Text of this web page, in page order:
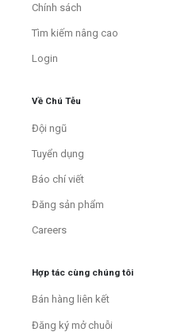
Chính sách
Tìm kiếm nâng cao
Login
Về Chú Tễu
Đội ngũ
Tuyển dụng
Báo chí viết
Đăng sản phẩm
Careers
Hợp tác cùng chúng tôi
Bán hàng liên kết
Đăng ký mở chuỗi